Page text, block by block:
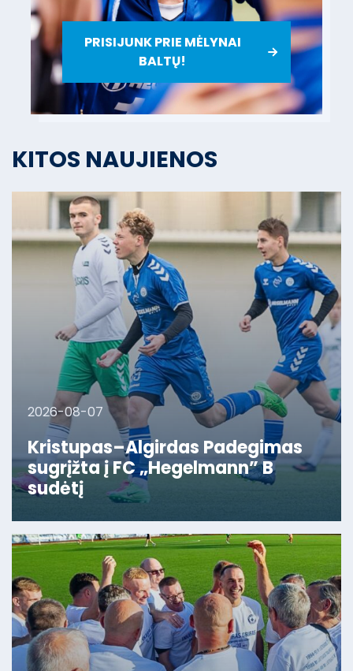
PRISIJUNK PRIE MĖLYNAI
BALTŲ!
KITOS NAUJIENOS
2026-08-07
Kristupas–Algirdas Padegimas
sugrįžta į FC „Hegelmann” B
sudėtį